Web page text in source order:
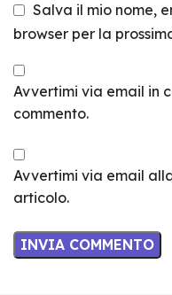
Salva il mio nome,
browser per la
Avvertimi via email in
commento.
Avvertimi via email
articolo.